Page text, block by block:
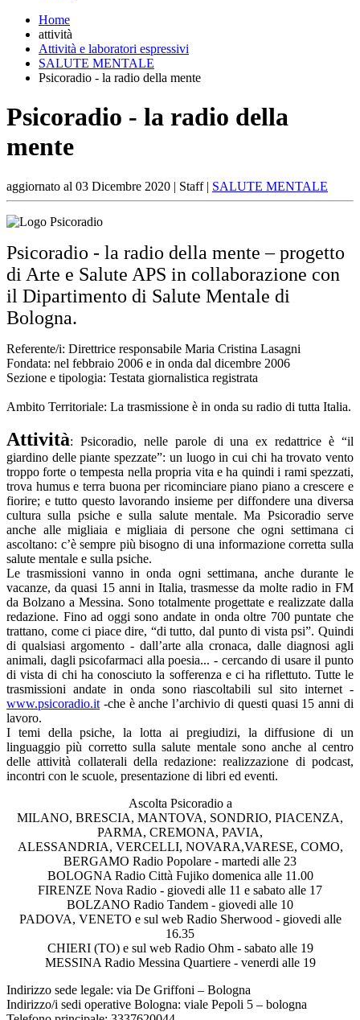
Home
attività
Attività e laboratori espressivi
SALUTE MENTALE
Psicoradio - la radio della mente
Psicoradio - la radio della
mente
aggiornato al 03 Dicembre 2020 | Staff | SALUTE MENTALE
Psicoradio - la radio della mente – progetto
di Arte e Salute APS in collaborazione con
il Dipartimento di Salute Mentale di
Bologna.
Referente/i: Direttrice responsabile Maria Cristina Lasagni
Fondata: nel febbraio 2006 e in onda dal dicembre 2006
Sezione e tipologia: Testata giornalistica registrata
Ambito Territoriale: La trasmissione è in onda su radio di tutta Italia.
Attività: Psicoradio, nelle parole di una ex redattrice è “il
giardino delle piante spezzate”: un luogo in cui chi ha trovato vento
troppo forte o tempesta nella propria vita e ha quindi i rami spezzati,
trova humus e terra buona per ricominciare piano piano a crescere e
fiorire; e tutto questo lavorando insieme per diffondere una diversa
cultura sulla psiche e sulla salute mentale. Ma Psicoradio serve
anche alle migliaia e migliaia di persone che ogni settimana ci
ascoltano: c’è sempre più bisogno di una informazione corretta sulla
salute mentale e sulla psiche.
Le trasmissioni vanno in onda ogni settimana, anche durante le
vacanze, da quasi 15 anni in Italia, trasmesse da molte radio in FM
da Bolzano a Messina. Sono totalmente progettate e realizzate dalla
redazione. Fino ad oggi sono andate in onda oltre 700 puntate che
trattano, come ci piace dire, “di tutto, dal punto di vista psi”. Quindi
di qualsiasi argomento - dall’arte alla cronaca, dalle diagnosi agli
animali, dagli psicofarmaci alla poesia... - cercando di usare il punto
di vista di chi ha conosciuto la sofferenza e ci ha riflettuto. Tutte le
trasmissioni andate in onda sono riascoltabili sul sito internet -
www.psicoradio.it -che è anche l’archivio di questi quasi 15 anni di
lavoro.
I temi della psiche, la lotta ai pregiudizi, la diffusione di un
linguaggio più corretto sulla salute mentale sono anche al centro
delle attività collaterali della redazione: realizzazione di podcast,
incontri con le scuole, presentazione di libri ed eventi.
Ascolta Psicoradio a
MILANO, BRESCIA, MANTOVA, SONDRIO, PIACENZA,
PARMA, CREMONA, PAVIA,
ALESSANDRIA, VERCELLI, NOVARA,VARESE, COMO,
BERGAMO Radio Popolare - martedi alle 23
BOLOGNA Radio Città Fujiko domenica alle 11.00
FIRENZE Nova Radio - giovedi alle 11 e sabato alle 17
BOLZANO Radio Tandem - giovedi alle 10
PADOVA, VENETO e sul web Radio Sherwood - giovedi alle
16.35
CHIERI (TO) e sul web Radio Ohm - sabato alle 19
MESSINA Radio Messina Quartiere - venerdi alle 19
Indirizzo sede legale: via De Griffoni – Bologna
Indirizzo/i sedi operative Bologna: viale Pepoli 5 – bologna